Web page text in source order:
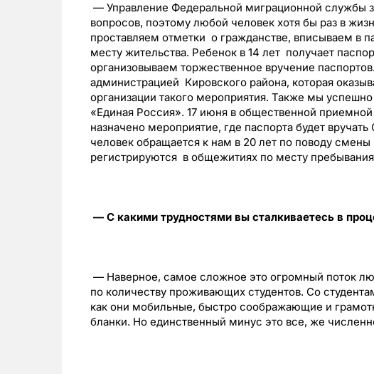
— Управление Федеральной миграционной службы
вопросов, поэтому любой человек хотя бы раз в
проставляем отметки о гражданстве, вписываем в
месту жительства. Ребенок в 14 лет получает
организовываем торжественное вручение
администрацией Кировского района, которая
организации такого мероприятия. Также мы
«Единая Россия». 17 июня в общественной
назначено мероприятие, где паспорта будет
человек обращается к нам в 20 лет по поводу смены
регистрируются в общежитиях по месту
— С какими трудностями вы сталкиваетесь в
— Наверное, самое сложное это огромный поток
по количеству проживающих студентов. Со
как они мобильные, быстро соображающие и
бланки. Но единственный минус это все, же